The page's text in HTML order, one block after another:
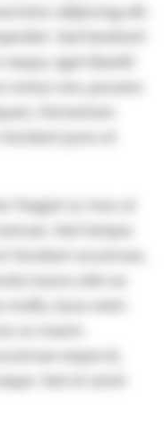
adipiscing elit.
Sed hendrerit
eget blandit
metus non, posuere
fermentum
justo et
feugiat ac risus at
Sed tempus
tincidunt accumsan,
massa odio eu
lacus enim
ac mauris.
neque id,
Sed sit amet